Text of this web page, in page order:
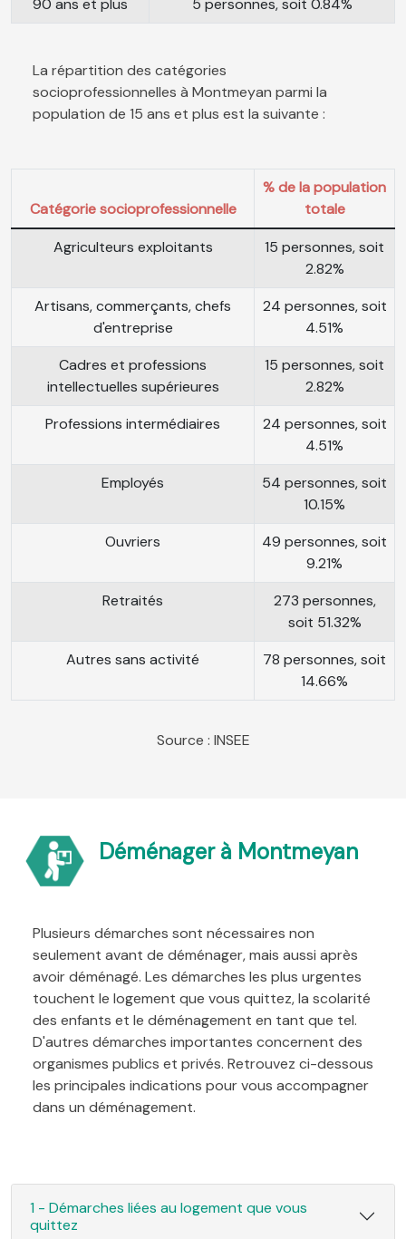
90 ans et plus
5 personnes, soit 0.84%
La répartition des catégories
socioprofessionnelles à Montmeyan parmi la
population de 15 ans et plus est la suivante :
Catégorie socioprofessionnelle
% de la population
totale
Agriculteurs exploitants
15 personnes, soit
2.82%
Artisans, commerçants, chefs
d'entreprise
24 personnes, soit
4.51%
Cadres et professions
intellectuelles supérieures
15 personnes, soit
2.82%
Professions intermédiaires
24 personnes, soit
4.51%
Employés
54 personnes, soit
10.15%
Ouvriers
49 personnes, soit
9.21%
Retraités
273 personnes,
soit 51.32%
Autres sans activité
78 personnes, soit
14.66%
Source : INSEE
Déménager à Montmeyan
Plusieurs démarches sont nécessaires non
seulement avant de déménager, mais aussi après
avoir déménagé. Les démarches les plus urgentes
touchent le logement que vous quittez, la scolarité
des enfants et le déménagement en tant que tel.
D'autres démarches importantes concernent des
organismes publics et privés. Retrouvez ci-dessous
les principales indications pour vous accompagner
dans un déménagement.
1 - Démarches liées au logement que vous
quittez